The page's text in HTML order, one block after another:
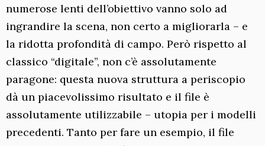
numerose lenti dell’obiettivo vanno solo ad
ingrandire la scena, non certo a migliorarla – e
la ridotta profondità di campo. Però rispetto al
classico “digitale”, non c’è assolutamente
paragone: questa nuova struttura a periscopio
dà un piacevolissimo risultato e il file è
assolutamente utilizzabile – utopia per i modelli
precedenti. Tanto per fare un esempio, il file